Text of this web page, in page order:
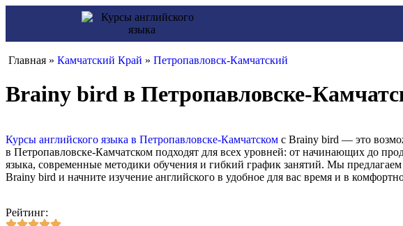
Главная » Камчатский Край » Петропавловск-Камчатский
Brainy bird в Петропавловске-
Курсы английского языка в Петропавловске-Камчатском с Brainy bird — это
в Петропавловске-Камчатском подходят для всех уровней: от начинающих до
языка, современные методики обучения и гибкий график занятий. Мы
Brainy bird и начните изучение английского в удобное для вас время и в
Рейтинг: